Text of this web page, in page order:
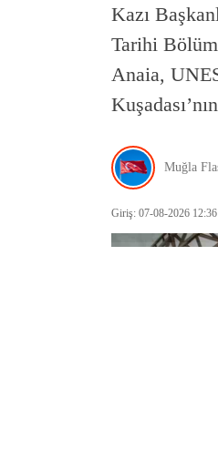
Kazı
Tarihi
Anaia,
Muğla
Giriş: 07-08-2026 12:36